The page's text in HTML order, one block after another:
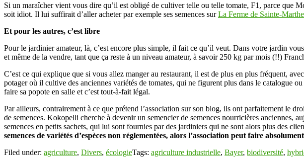
Si un maraîcher vient vous dire qu’il est obligé de cultiver telle ou telle tomate, F1, parce que
soit idiot. Il lui suffirait d’aller acheter par exemple ses semences surLa Ferme de Sainte-Marthe
Et pour les autres, c’est libre
Pour le jardinier amateur, là, c’est encore plus simple, il fait ce qu’il veut. Dans votre jardin
et même de la vendre, tant que ça reste à un niveau amateur, à savoir 250 kg par mois (!!)
C’est ce qui explique que si vous allez manger au restaurant, il est de plus en plus fréquent,
potager où il cultive des anciennes variétés de tomates, qui ne figurent plus dans le catalogue
faire sa popote en salle et c’est tout-à-fait légal.
Par ailleurs, contrairement à ce que prétend l’association sur son blog, ils ont parfaitement le
de semences. Kokopelli cherche à devenir un semencier de semences nourricières anciennes,
semences en petits sachets, qui lui sont fournies par des jardiniers qui ne sont alors plus des
semences de variétés d’espèces non réglementées, alors l’association peut faire
Filed under: agriculture, Divers, écologieTags: agriculture industrielle, Bayer, biodiversité,